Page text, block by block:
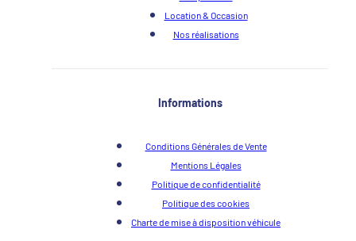
Location & Occasion
Nos réalisations
Informations
Conditions Générales de Vente
Mentions Légales
Politique de confidentialité
Politique des cookies
Charte de mise à disposition véhicule